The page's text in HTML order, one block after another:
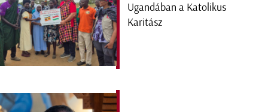
Ugandában a Katolikus
Karitász